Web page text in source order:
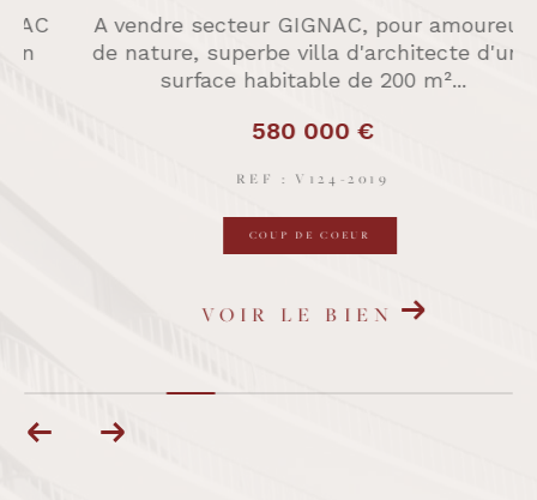
A vendre à Saint-Guilhem-le-Désert, un
des plus beaux village de France, maison
de caractère donnant sur la place...
470 000 €
REF : V6-2019
COUP DE COEUR
VOIR LE BIEN